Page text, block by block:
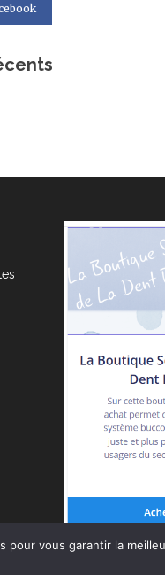
pour vous garantir la